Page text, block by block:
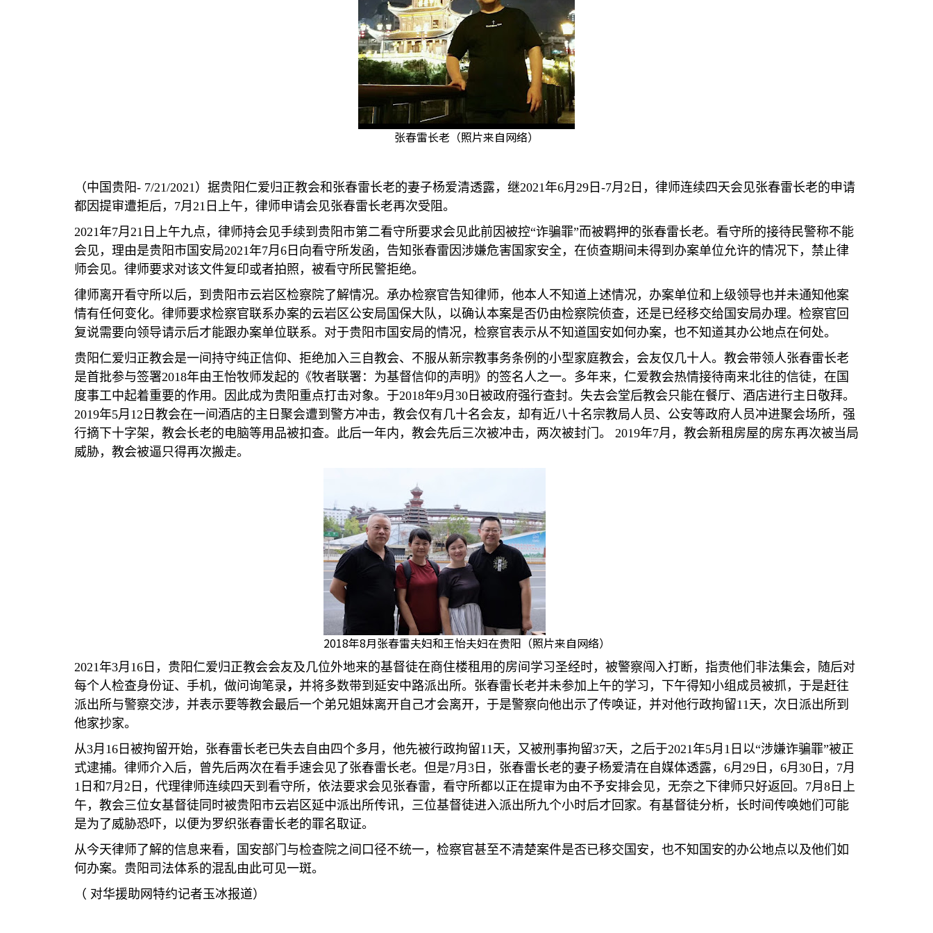
张春雷长老（照片来自网络）
（中国贵阳- 7/21/2021）据贵阳仁爱归正教会和张春雷长老的妻子杨爱清透露，继2021年6月 29 日 -7月 2 日，律师连续四天会见张春雷长老的申请
都因提审遭拒后， 7月 21 日上午，律师申请会见张春雷长老再次受阻。
2021年7月 21 日上午九点，律师持会见手续到贵阳市第二看守所要求会见此前因被控“诈骗罪”而被羁押的张春雷长老。看守所的接待民警称不能
会见，理由是贵阳市国安局2021年7月 6 日向看守所发函，告知张春雷因涉嫌危害国家安全，在侦查期间未得到办案单位允许的情况下，禁止律
师会见。律师要求对该文件复印或者拍照，被看守所民警拒绝。
律师离开看守所以后，到贵阳市云岩区检察院了解情况。承办检察官告知律师，他本人不知道上述情况，办案单位和上级领导也并未通知他案
情有任何变化。律师要求检察官联系办案的云岩区公安局国保大队，以确认本案是否仍由检察院侦查，还是已经移交给国安局办理。检察官回
复说需要向领导请示后才能跟办案单位联系。对于贵阳市国安局的情况，检察官表示从不知道国安如何办案，也不知道其办公地点在何处。
贵阳仁爱归正教会是一间持守纯正信仰、拒绝加入三自教会、不服从新宗教事务条例的小型家庭教会，会友仅几十人。教会带领人张春雷长老
是首批参与签署2018年由王怡牧师发起的《牧者联署：为基督信仰的声明》的签名人之一。多年来，仁爱教会热情接待南来北往的信徒，在国
度事工中起着重要的作用。因此成为贵阳重点打击对象。于2018年9月 30 日被政府强行查封。失去会堂后教会只能在餐厅、酒店进行主日敬拜。
2019年5月 12 日教会在一间酒店的主日聚会遭到警方冲击，教会仅有几十名会友，却有近八十名宗教局人员、公安等政府人员冲进聚会场所，强
行摘下十字架，教会长老的电脑等用品被扣查。此后一年内，教会先后三次被冲击，两次被封门。
2019年7月，教会新租房屋的房东再次被当局
威胁，教会被逼只得再次搬走。
2018年8月张春雷夫妇和王怡夫妇在贵阳（照片来自网络）
2021年3月 16 日，贵阳仁爱归正教会会友及几位外地来的基督徒在商住楼租用的房间学习圣经时，被警察闯入打断，指责他们非法集会，随后对
每个人检查身份证、手机，做问询笔录 ， 并将多数带到延安中路派出所。张春雷长老并未参加上午的学习，下午得知小组成员被抓，于是赶往
派出所与警察交涉，并表示要等教会最后一个弟兄姐妹离开自己才会离开，于是警察向他出示了传唤证，并对他行政拘留11天，次日派出所到
他家抄家。
从3月 16 日被拘留开始，张春雷长老已失去自由四个多月，他先被行政拘留11天，又被刑事拘留37天，之后于2021年5月 1 日以“涉嫌诈骗罪”被正
式逮捕。律师介入后，曾先后两次在看手速会见了张春雷长老。但是7月 3 日，张春雷长老的妻子杨爱清在自媒体透露， 6月 29 日， 6月 30 日， 7月
1 日和 7月 2 日，代理律师连续四天到看守所，依法要求会见张春雷，看守所都以正在提审为由不予安排会见，无奈之下律师只好返回。 7月 8 日上
午，教会三位女基督徒同时被贵阳市云岩区延中派出所传讯，三位基督徒进入派出所九个小时后才回家。有基督徒分析，长时间传唤她们可能
是为了威胁恐吓，以便为罗织张春雷长老的罪名取证。
从今天律师了解的信息来看，国安部门与检查院之间口径不统一，检察官甚至不清楚案件是否已移交国安，也不知国安的办公地点以及他们如
何办案。贵阳司法体系的混乱由此可见一斑。
（ 对华援助网特约记者玉冰报道）